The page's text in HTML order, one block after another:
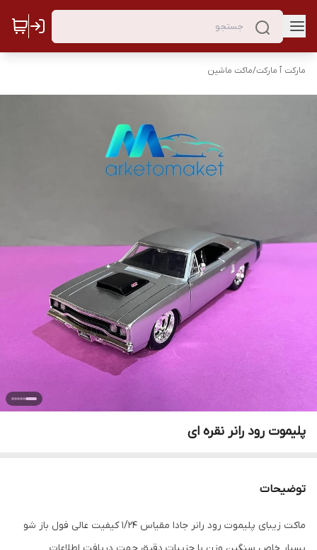
مارکت ٱ مارکت/ماکت ماشین
پلیموت رود رانر نقره ای
توضیحات
ماکت زیبای پلیموت رود رانر جادا مقیاس ۱/۲۴ کیفیت عالی فول باز شو